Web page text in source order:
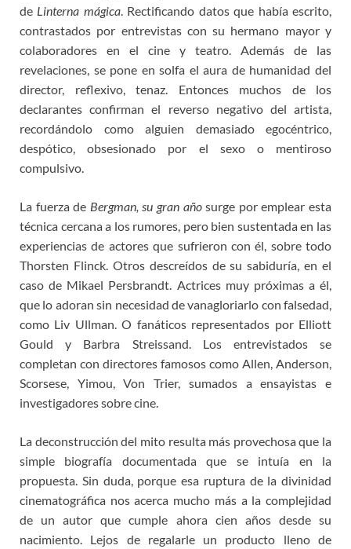
de Linterna mágica. Rectificando datos que había escrito,
contrastados por entrevistas con su hermano mayor y
colaboradores en el cine y teatro. Además de las
revelaciones, se pone en solfa el aura de humanidad del
director, reflexivo, tenaz. Entonces muchos de los
declarantes confirman el reverso negativo del artista,
recordándolo como alguien demasiado egocéntrico,
despótico, obsesionado por el sexo o mentiroso
compulsivo.
La fuerza de Bergman, su gran añosurge por emplear esta
técnica cercana a los rumores, pero bien sustentada en las
experiencias de actores que sufrieron con él, sobre todo
Thorsten Flinck. Otros descreídos de su sabiduría, en el
caso de Mikael Persbrandt. Actrices muy próximas a él,
que lo adoran sin necesidad de vanagloriarlo con falsedad,
como Liv Ullman. O fanáticos representados por Elliott
Gould y Barbra Streissand. Los entrevistados se
completan con directores famosos como Allen, Anderson,
Scorsese, Yimou, Von Trier, sumados a ensayistas e
investigadores sobre cine.
La deconstrucción del mito resulta más provechosa que la
simple biografía documentada que se intuía en la
propuesta. Sin duda, porque esa ruptura de la divinidad
cinematográfica nos acerca mucho más a la complejidad
de un autor que cumple ahora cien años desde su
nacimiento. Lejos de regalarle un producto lleno de